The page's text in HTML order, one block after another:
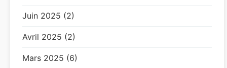
Juin 2025 (2)
Avril 2025 (2)
Mars 2025 (6)